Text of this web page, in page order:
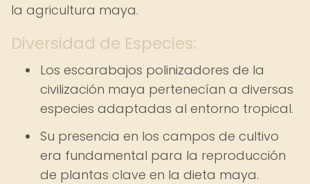
la agricultura maya.
Diversidad de Especies:
Los escarabajos polinizadores de la
civilización maya pertenecían a diversas
especies adaptadas al entorno tropical.
Su presencia en los campos de cultivo
era fundamental para la reproducción
de plantas clave en la dieta maya.